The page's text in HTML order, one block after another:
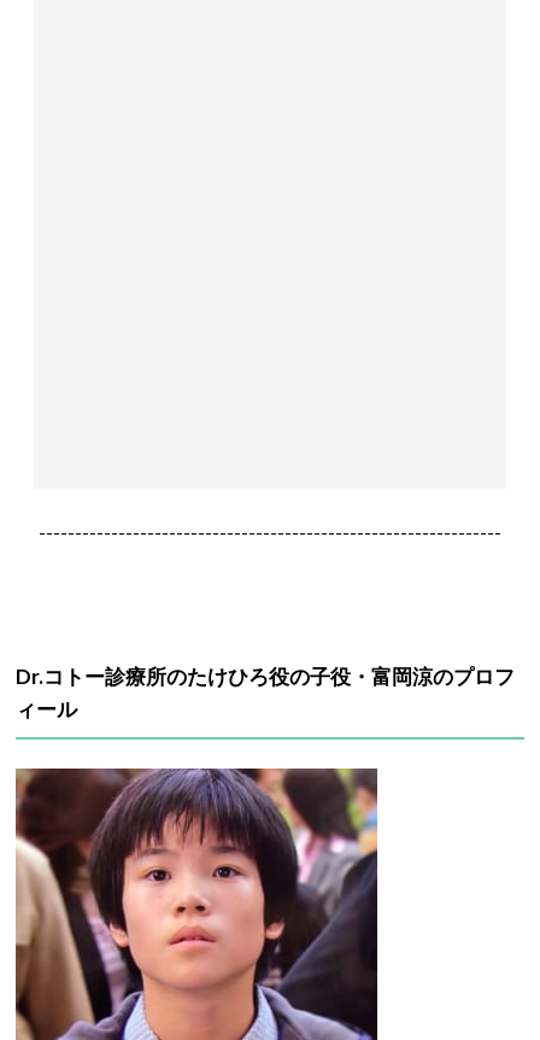
----------------------------------------------------------------
Dr.コトー診療所のたけひろ役の子役・富岡涼のプロフ
ィール